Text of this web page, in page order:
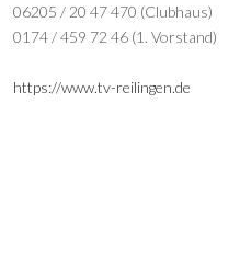
06205 / 20 47 470 (Clubhaus)
0174 / 459 72 46 (1. Vorstand)
https://www.tv-reilingen.de